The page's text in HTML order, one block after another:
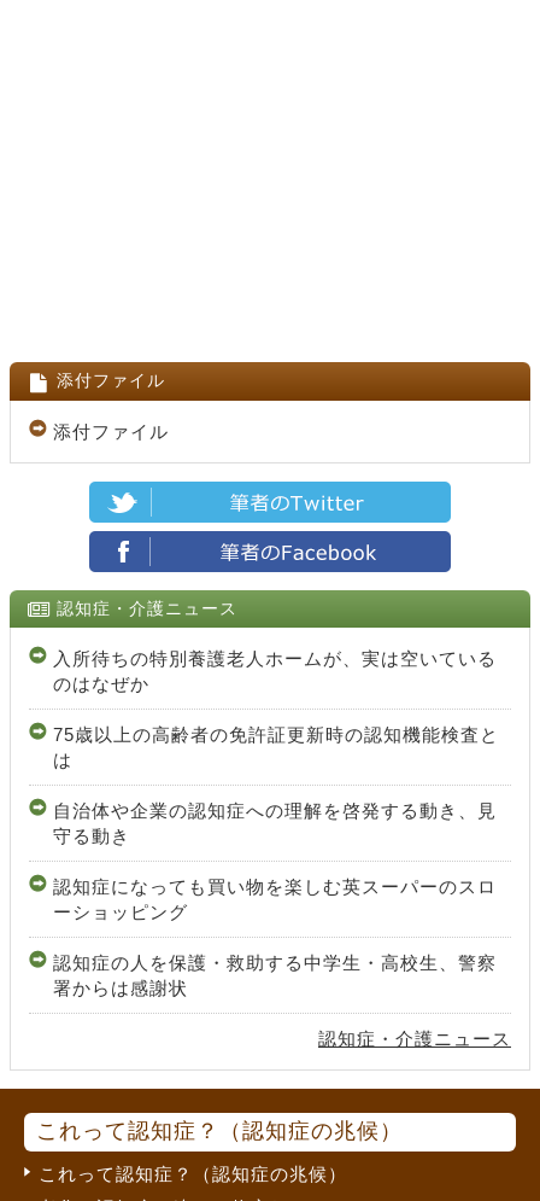
添付ファイル
添付ファイル
認知症・介護ニュース
入所待ちの特別養護老人ホームが、実は空いている
のはなぜか
75歳以上の高齢者の免許証更新時の認知機能検査と
は
自治体や企業の認知症への理解を啓発する動き、見
守る動き
認知症になっても買い物を楽しむ英スーパーのスロ
ーショッピング
認知症の人を保護・救助する中学生・高校生、警察
署からは感謝状
認知症・介護ニュース
これって認知症？（認知症の兆候）
これって認知症？（認知症の兆候）